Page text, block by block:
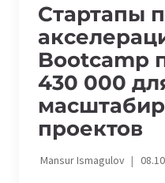
Стартапы
Bootcamp
430 000
проектов
Mansur Ismagulov